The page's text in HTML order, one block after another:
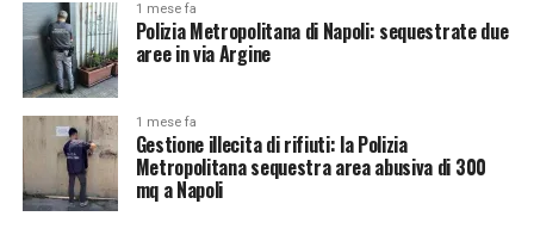
1 mese fa
Polizia Metropolitana di Napoli: sequestrate due
aree in via Argine
1 mese fa
Gestione illecita di rifiuti: la Polizia
Metropolitana sequestra area abusiva di 300
mq a Napoli